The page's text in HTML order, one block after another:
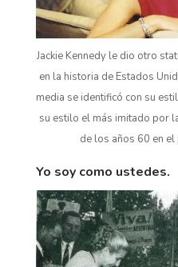
Jackie Kennedy le dio otro
en la historia de Estados
media se identificó con su
su estilo el más imitado por
de los años 60 en
Yo soy como ustedes.